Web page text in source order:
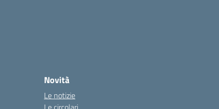
Novità
Le notizie